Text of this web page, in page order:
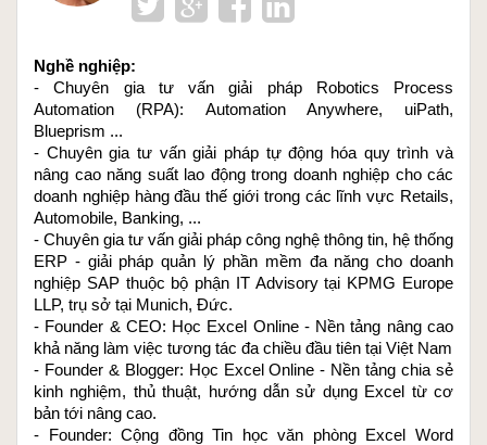
Nghề nghiệp:
- Chuyên gia tư vấn giải pháp Robotics Process
Automation (RPA): Automation Anywhere, uiPath,
Blueprism ...
- Chuyên gia tư vấn giải pháp tự động hóa quy trình và
nâng cao năng suất lao động trong doanh nghiệp cho các
doanh nghiệp hàng đầu thế giới trong các lĩnh vực Retails,
Automobile, Banking, ...
- Chuyên gia tư vấn giải pháp công nghệ thông tin, hệ thống
ERP - giải pháp quản lý phần mềm đa năng cho doanh
nghiệp SAP thuộc bộ phận IT Advisory tại KPMG Europe
LLP, trụ sở tại Munich, Đức.
- Founder & CEO: Học Excel Online - Nền tảng nâng cao
khả năng làm việc tương tác đa chiều đầu tiên tại Việt Nam
- Founder & Blogger: Học Excel Online - Nền tảng chia sẻ
kinh nghiệm, thủ thuật, hướng dẫn sử dụng Excel từ cơ
bản tới nâng cao.
- Founder: Cộng đồng Tin học văn phòng Excel Word